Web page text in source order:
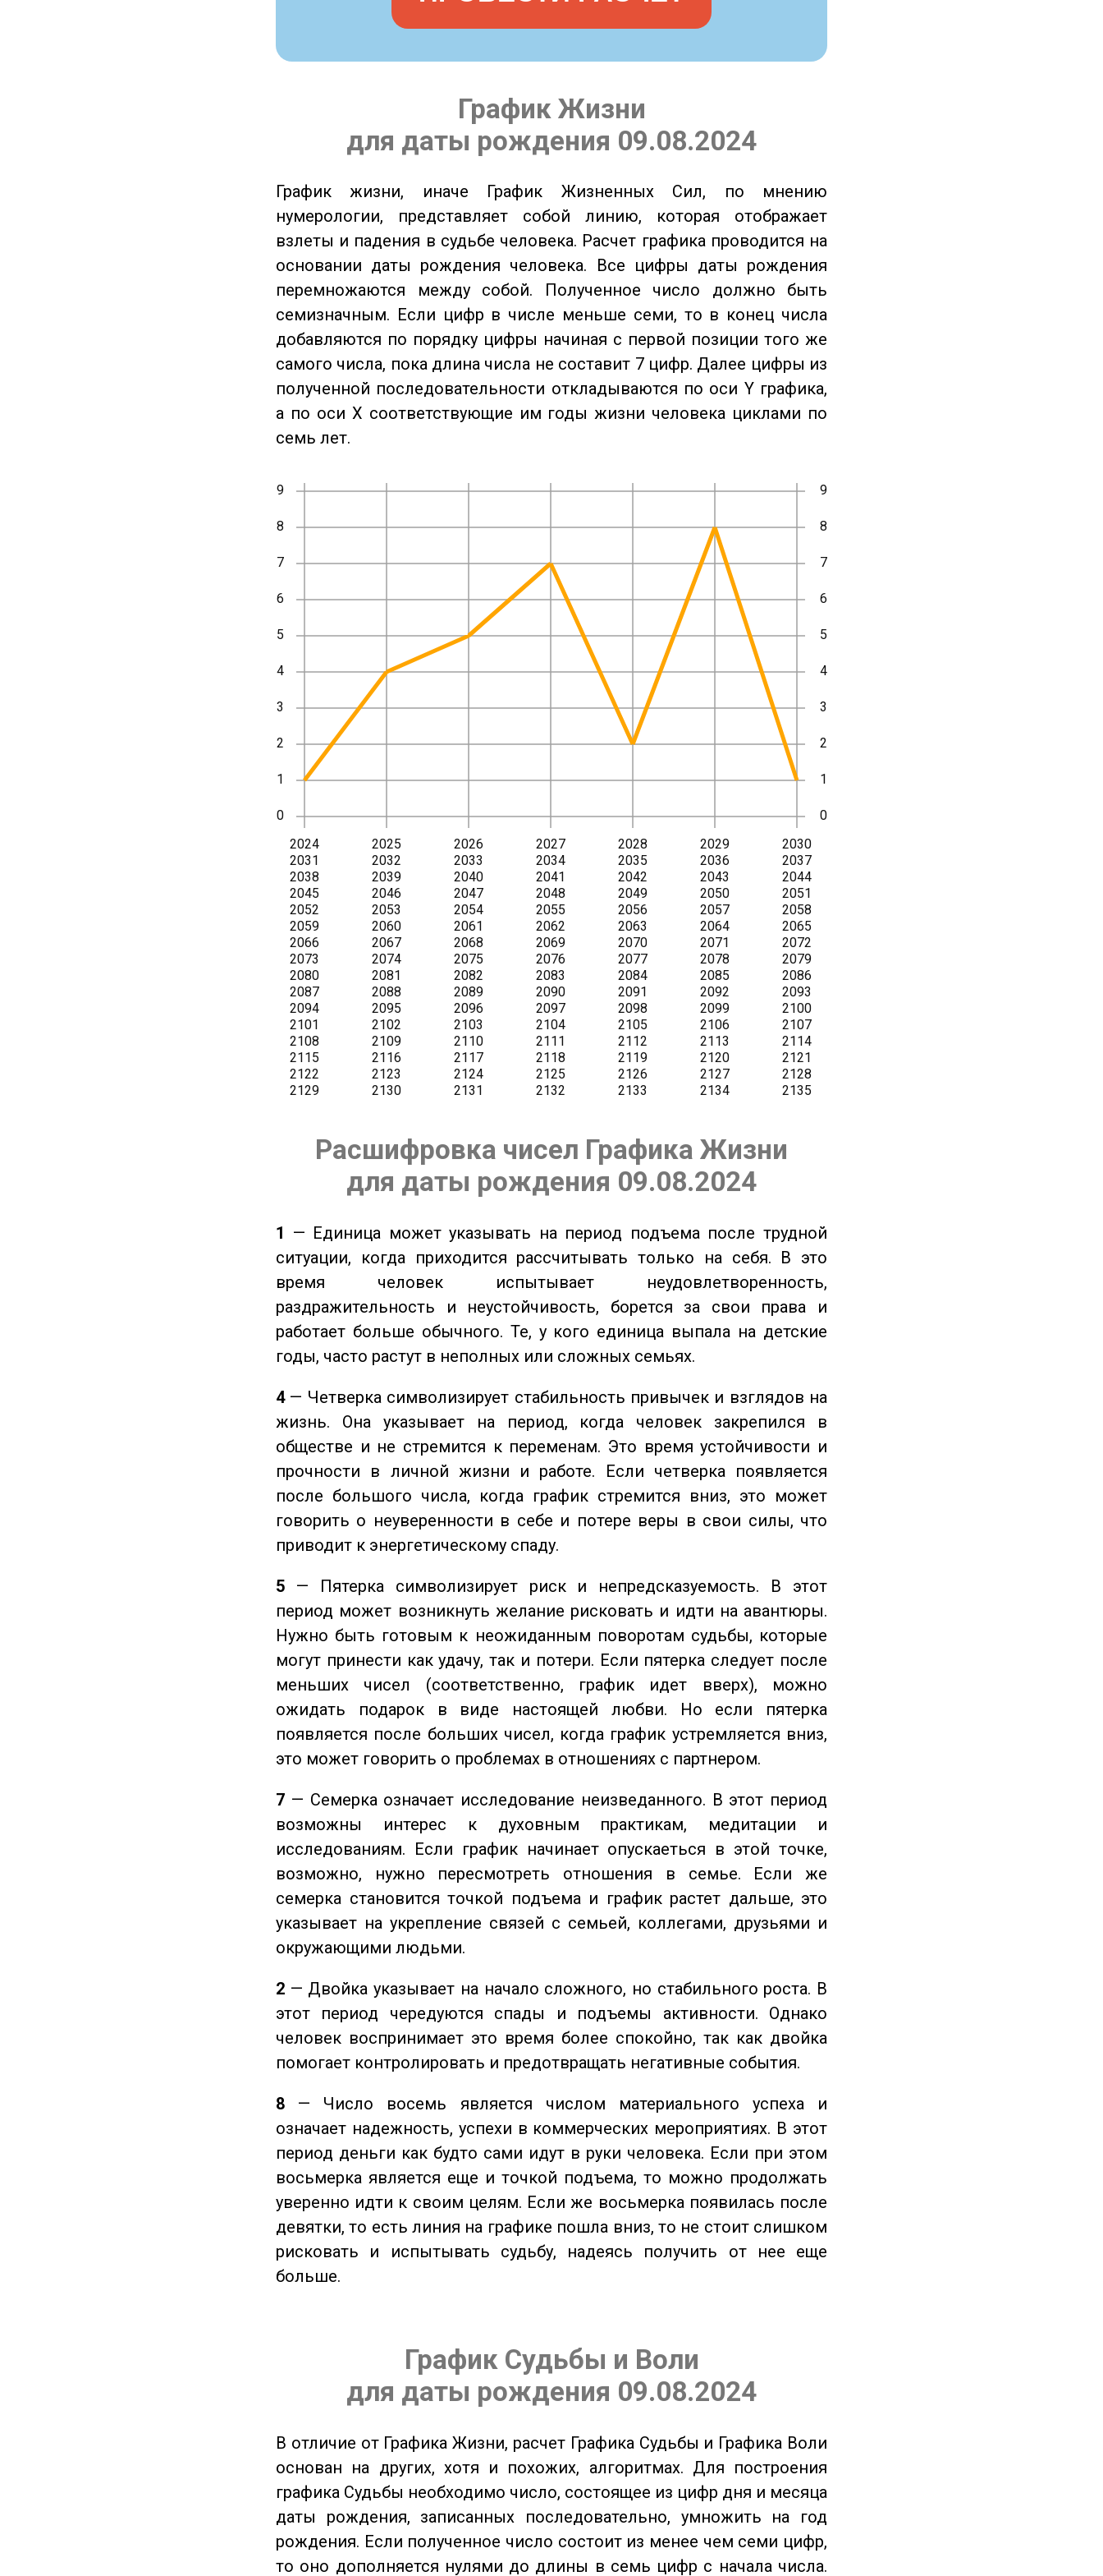
График Жизни
для даты рождения 09.08.2024
График жизни, иначе График Жизненных Сил, по мнению
нумерологии, представляет собой линию, которая отображает
взлеты и падения в судьбе человека. Расчет графика проводится на
основании даты рождения человека. Все цифры даты рождения
перемножаются между собой. Полученное число должно быть
семизначным. Если цифр в числе меньше семи, то в конец числа
добавляются по порядку цифры начиная с первой позиции того же
самого числа, пока длина числа не составит 7 цифр. Далее цифры из
полученной последовательности откладываются по оси Y графика,
а по оси X соответствующие им годы жизни человека циклами по
семь лет.
Расшифровка чисел Графика Жизни
для даты рождения 09.08.2024
1 — Единица может указывать на период подъема после трудной
ситуации, когда приходится рассчитывать только на себя. В это
время человек испытывает неудовлетворенность,
раздражительность и неустойчивость, борется за свои права и
работает больше обычного. Те, у кого единица выпала на детские
годы, часто растут в неполных или сложных семьях.
4— Четверка символизирует стабильность привычек и взглядов на
жизнь. Она указывает на период, когда человек закрепился в
обществе и не стремится к переменам. Это время устойчивости и
прочности в личной жизни и работе. Если четверка появляется
после большого числа, когда график стремится вниз, это может
говорить о неуверенности в себе и потере веры в свои силы, что
приводит к энергетическому спаду.
5 — Пятерка символизирует риск и непредсказуемость. В этот
период может возникнуть желание рисковать и идти на авантюры.
Нужно быть готовым к неожиданным поворотам судьбы, которые
могут принести как удачу, так и потери. Если пятерка следует после
меньших чисел (соответственно, график идет вверх), можно
ожидать подарок в виде настоящей любви. Но если пятерка
появляется после больших чисел, когда график устремляется вниз,
это может говорить о проблемах в отношениях с партнером.
7 — Семерка означает исследование неизведанного. В этот период
возможны интерес к духовным практикам, медитации и
исследованиям. Если график начинает опускаеться в этой точке,
возможно, нужно пересмотреть отношения в семье. Если же
семерка становится точкой подъема и график растет дальше, это
указывает на укрепление связей с семьей, коллегами, друзьями и
окружающими людьми.
2 — Двойка указывает на начало сложного, но стабильного роста. В
этот период чередуются спады и подъемы активности. Однако
человек воспринимает это время более спокойно, так как двойка
помогает контролировать и предотвращать негативные события.
8 — Число восемь является числом материального успеха и
означает надежность, успехи в коммерческих мероприятиях. В этот
период деньги как будто сами идут в руки человека. Если при этом
восьмерка является еще и точкой подъема, то можно продолжать
уверенно идти к своим целям. Если же восьмерка появилась после
девятки, то есть линия на графике пошла вниз, то не стоит слишком
рисковать и испытывать судьбу, надеясь получить от нее еще
больше.
График Судьбы и Воли
для даты рождения 09.08.2024
В отличие от Графика Жизни, расчет Графика Судьбы и Графика Воли
основан на других, хотя и похожих, алгоритмах. Для построения
графика Судьбы необходимо число, состоящее из цифр дня и месяца
даты рождения, записанных последовательно, умножить на год
рождения. Если полученное число состоит из менее чем семи цифр,
то оно дополняется нулями до длины в семь цифр с начала числа.